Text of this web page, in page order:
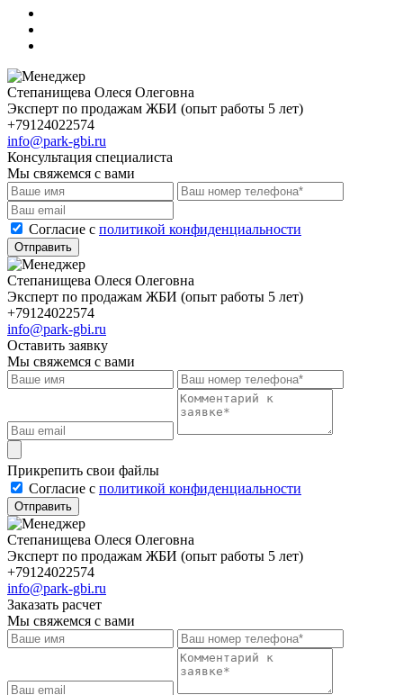
Степанищева Олеся Олеговна
Эксперт по продажам ЖБИ (опыт работы 5 лет)
+79124022574
info@park-gbi.ru
Консультация специалиста
Мы свяжемся с вами
Cогласие с политикой конфиденциальности
Отправить
Степанищева Олеся Олеговна
Эксперт по продажам ЖБИ (опыт работы 5 лет)
+79124022574
info@park-gbi.ru
Оставить заявку
Мы свяжемся с вами
Прикрепить свои файлы
Cогласие с политикой конфиденциальности
Отправить
Степанищева Олеся Олеговна
Эксперт по продажам ЖБИ (опыт работы 5 лет)
+79124022574
info@park-gbi.ru
Заказать расчет
Мы свяжемся с вами